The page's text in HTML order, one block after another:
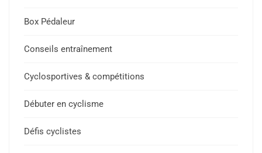
Box Pédaleur
Conseils entraînement
Cyclosportives & compétitions
Débuter en cyclisme
Défis cyclistes